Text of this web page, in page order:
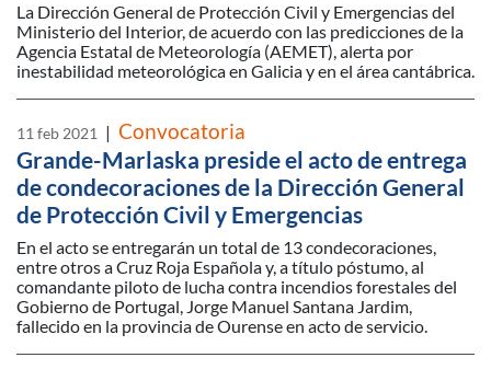
La Dirección General de Protección Civil y Emergencias del
Ministerio del Interior, de acuerdo con las predicciones de la
Agencia Estatal de Meteorología (AEMET), alerta por
inestabilidad meteorológica en Galicia y en el área cantábrica.
11 feb 2021 | Convocatoria
Grande-Marlaska preside el acto de entrega
de condecoraciones de la Dirección General
de Protección Civil y Emergencias
En el acto se entregarán un total de 13 condecoraciones,
entre otros a Cruz Roja Española y, a título póstumo, al
comandante piloto de lucha contra incendios forestales del
Gobierno de Portugal, Jorge Manuel Santana Jardim,
fallecido en la provincia de Ourense en acto de servicio.